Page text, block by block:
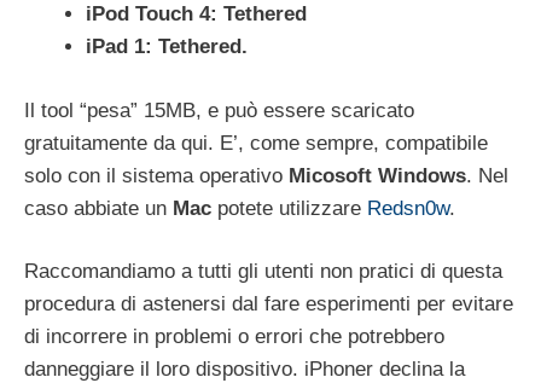
iPod Touch 4: Tethered
iPad 1: Tethered.
Il tool “pesa” 15MB, e può essere scaricato
gratuitamente da qui. E’, come sempre, compatibile
solo con il sistema operativo Micosoft Windows. Nel
caso abbiate un Mac potete utilizzare Redsn0w.
Raccomandiamo a tutti gli utenti non pratici di questa
procedura di astenersi dal fare esperimenti per evitare
di incorrere in problemi o errori che potrebbero
danneggiare il loro dispositivo. iPhoner declina la